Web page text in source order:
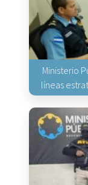
Ministerio
líneas